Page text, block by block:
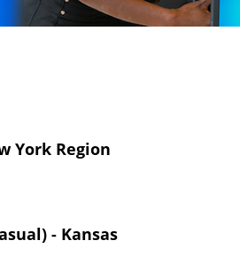
York Region
- Kansas